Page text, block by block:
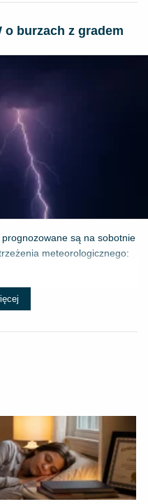
o burzach z gradem
są na sobotnie
meteorologicznego: